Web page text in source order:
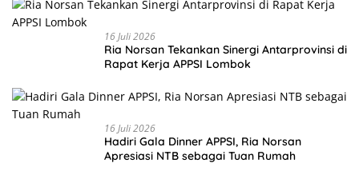
16 Juli 2026
Ria Norsan Tekankan Sinergi Antarprovinsi di
Rapat Kerja APPSI Lombok
16 Juli 2026
Hadiri Gala Dinner APPSI, Ria Norsan
Apresiasi NTB sebagai Tuan Rumah